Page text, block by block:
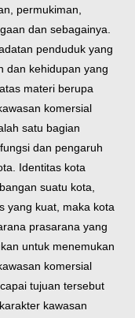
permukiman,
dan sebagainya.
penduduk yang
dan kehidupan yang
materi berupa
komersial
satu bagian
dan pengaruh
Identitas kota
suatu kota,
yang kuat, maka kota
prasarana yang
untuk menemukan
komersial
tujuan tersebut
kawasan